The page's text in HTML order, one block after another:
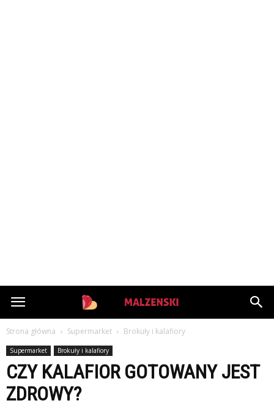
StazMalzenski.pl
Strona główna Supermarket Brokuły i kalafiory
Supermarket Brokuły i kalafiory
CZY KALAFIOR GOTOWANY JEST
ZDROWY?